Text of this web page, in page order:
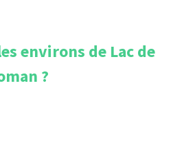
environs de Lac de
?